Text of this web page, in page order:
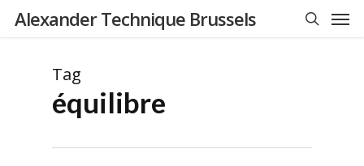
SkipAlexander Technique Brussels
Tag
équilibre